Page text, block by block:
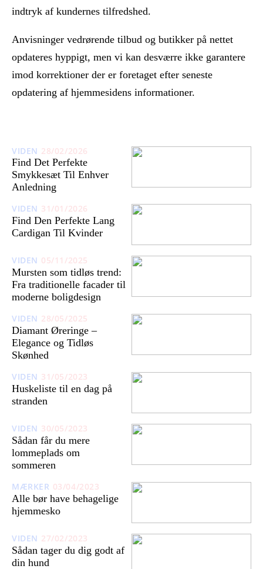
indtryk af kundernes tilfredshed.
Anvisninger vedrørende tilbud og butikker på nettet
opdateres hyppigt, men vi kan desværre ikke garantere
imod korrektioner der er foretaget efter seneste
opdatering af hjemmesidens informationer.
VIDEN 28/02/2026
Find Det Perfekte
Smykkesæt Til Enhver
Anledning
VIDEN 31/01/2026
Find Den Perfekte Lang
Cardigan Til Kvinder
VIDEN 05/11/2025
Mursten som tidløs trend:
Fra traditionelle facader til
moderne boligdesign
VIDEN 28/05/2025
Diamant Øreringe –
Elegance og Tidløs
Skønhed
VIDEN 31/05/2023
Huskeliste til en dag på
stranden
VIDEN 30/05/2023
Sådan får du mere
lommeplads om
sommeren
MÆRKER 03/04/2023
Alle bør have behagelige
hjemmesko
VIDEN 27/02/2023
Sådan tager du dig godt af
din hund